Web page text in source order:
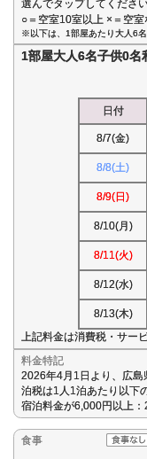
選んでタップしてください
○＝空室10室以上 ×＝空
※以下は、1部屋あたり大人6名
1部屋大人6名子供0名
日付
8/7(金)
8/8(土)
8/9(日)
8/10(月)
8/11(火)
8/12(水)
8/13(木)
上記料金は消費税・サー
料金特記
2026年4月1日より、広島
泊税は1人1泊あたり以下
宿泊料金が6,000円以上：
食事